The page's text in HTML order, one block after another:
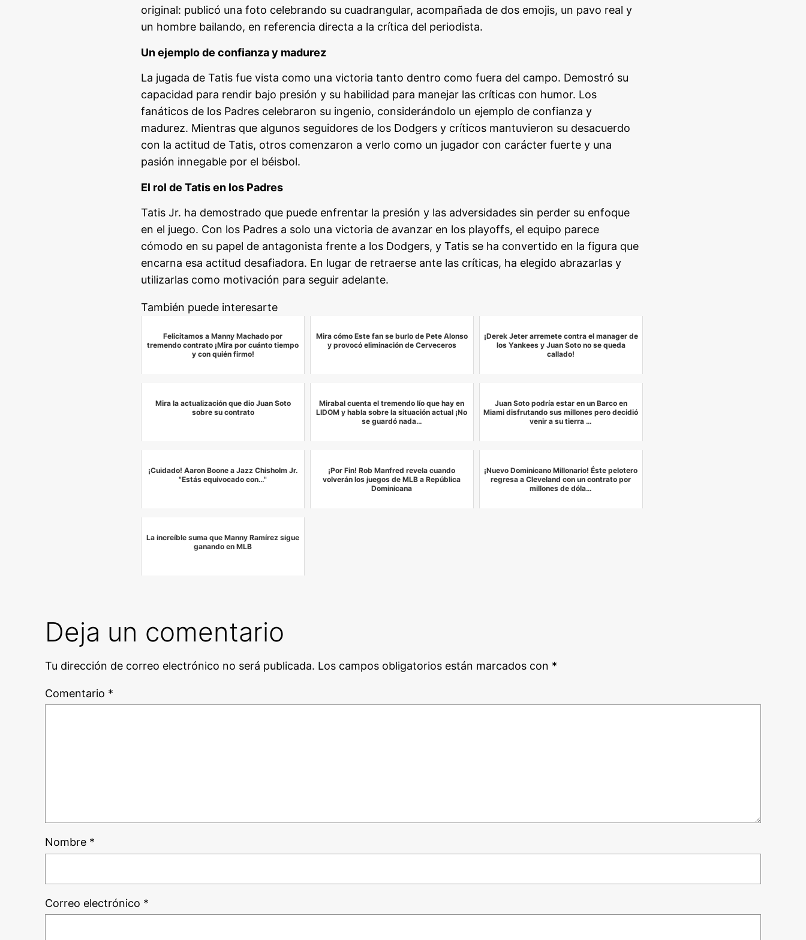
original: publicó una foto celebrando su cuadrangular, acompañada de dos emojis, un pavo real y
un hombre bailando, en referencia directa a la crítica del periodista.
Un ejemplo de confianza y madurez
La jugada de Tatis fue vista como una victoria tanto dentro como fuera del campo. Demostró su
capacidad para rendir bajo presión y su habilidad para manejar las críticas con humor. Los
fanáticos de los Padres celebraron su ingenio, considerándolo un ejemplo de confianza y
madurez. Mientras que algunos seguidores de los Dodgers y críticos mantuvieron su desacuerdo
con la actitud de Tatis, otros comenzaron a verlo como un jugador con carácter fuerte y una
pasión innegable por el béisbol.
El rol de Tatis en los Padres
Tatis Jr. ha demostrado que puede enfrentar la presión y las adversidades sin perder su enfoque
en el juego. Con los Padres a solo una victoria de avanzar en los playoffs, el equipo parece
cómodo en su papel de antagonista frente a los Dodgers, y Tatis se ha convertido en la figura que
encarna esa actitud desafiadora. En lugar de retraerse ante las críticas, ha elegido abrazarlas y
utilizarlas como motivación para seguir adelante.
También puede interesarte
Felicitamos a Manny Machado por
tremendo contrato ¡Mira por cuánto tiempo
y con quién firmo!
Mira cómo Este fan se burlo de Pete Alonso
y provocó eliminación de Cerveceros
¡Derek Jeter arremete contra el manager de
los Yankees y Juan Soto no se queda
callado!
Mira la actualización que dio Juan Soto
sobre su contrato
Mirabal cuenta el tremendo lío que hay en
LIDOM y habla sobre la situación actual ¡No
se guardó nada…
Juan Soto podría estar en un Barco en
Miami disfrutando sus millones pero decidió
venir a su tierra …
¡Cuidado! Aaron Boone a Jazz Chisholm Jr.
"Estás equivocado con…"
¡Por Fin! Rob Manfred revela cuando
volverán los juegos de MLB a República
Dominicana
¡Nuevo Dominicano Millonario! Éste pelotero
regresa a Cleveland con un contrato por
millones de dóla…
La increíble suma que Manny Ramírez sigue
ganando en MLB
Deja un comentario
Tu dirección de correo electrónico no será publicada. Los campos obligatorios están marcados con *
Comentario *
Nombre *
Correo electrónico *